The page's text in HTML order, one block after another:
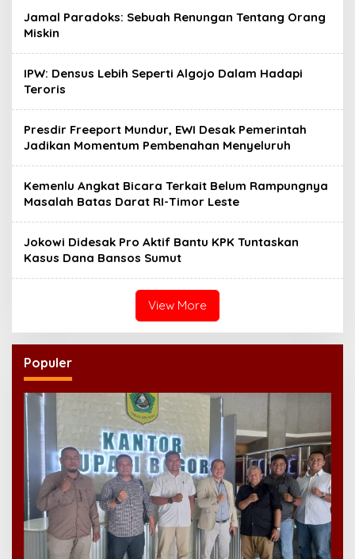
Jamal Paradoks: Sebuah Renungan Tentang Orang
Miskin
IPW: Densus Lebih Seperti Algojo Dalam Hadapi
Teroris
Presdir Freeport Mundur, EWI Desak Pemerintah
Jadikan Momentum Pembenahan Menyeluruh
Kemenlu Angkat Bicara Terkait Belum Rampungnya
Masalah Batas Darat RI-Timor Leste
Jokowi Didesak Pro Aktif Bantu KPK Tuntaskan
Kasus Dana Bansos Sumut
View More
Populer